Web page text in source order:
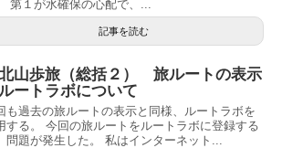
第１が水確保の心配で、...
記事を読む
山歩旅（総括２） 旅ルートの表示
ートラボについて
も過去の旅ルートの表示と同様、ルートラボを
する。 今回の旅ルートをルートラボに登録する
問題が発生した。 私はインターネット...